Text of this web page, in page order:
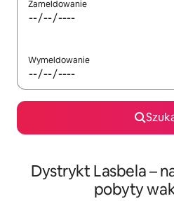
Zameldowanie
Wymeldowanie
Dystrykt Lasbela –
pobyty